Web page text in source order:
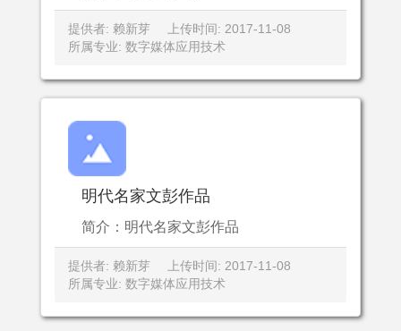
提供者: 赖新芽
上传时间: 2017-11-08
所属专业: 数字媒体应用技术
明代名家文彭作品
简介：明代名家文彭作品
提供者: 赖新芽
上传时间: 2017-11-08
所属专业: 数字媒体应用技术